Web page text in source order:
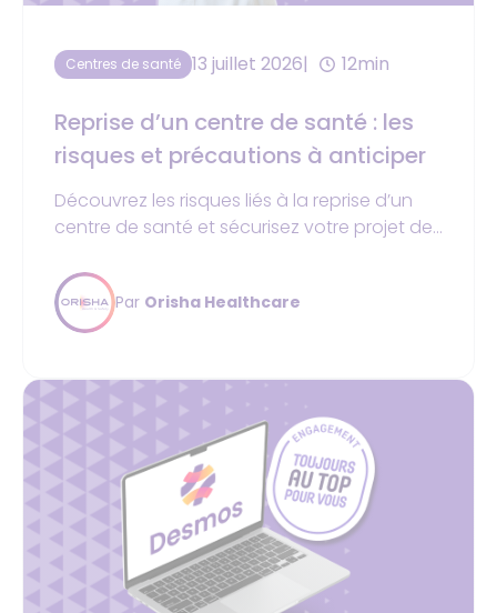
Centres de santé 13 juillet 2026 12min
Reprise d’un centre de santé : les
risques et précautions à anticiper
Découvrez les risques liés à la reprise d’un
centre de santé et sécurisez votre projet de
cession.
Par Orisha Healthcare